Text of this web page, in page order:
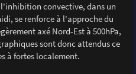
convective, dans un
se renforce à l'approche du
axé Nord-Est à 500hPa,
sont donc attendus ce
à fortes localement.